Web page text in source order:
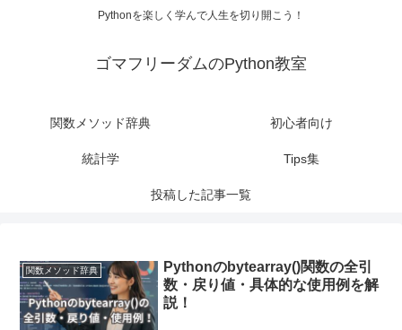
Pythonを楽しく学んで人生を切り開こう！
ゴマフリーダムのPython教室
関数メソッド辞典 初心者向け
統計学 Tips集
投稿した記事一覧
関数メソッド辞典
Pythonのbytearray()関数の全引
数・戻り値・具体的な使用例を解
説！